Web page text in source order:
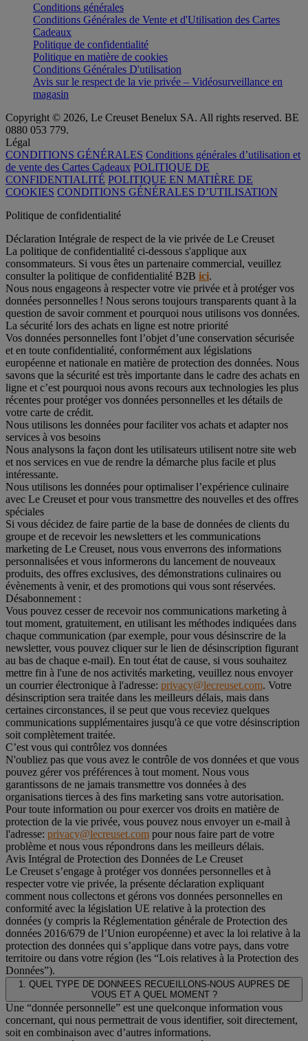
Conditions générales
Conditions Générales de Vente et d'Utilisation des Cartes
Cadeaux
Politique de confidentialité
Politique en matière de cookies
Conditions Générales D'utilisation
Avis sur le respect de la vie privée – Vidéosurveillance en
magasin
Copyright © 2026, Le Creuset Benelux SA. All rights reserved. BE
0880 053 779.
Légal
CONDITIONS GÉNÉRALES Conditions générales d’utilisation et
de vente des Cartes Cadeaux POLITIQUE DE
CONFIDENTIALITÉ POLITIQUE EN MATIÈRE DE
COOKIES CONDITIONS GÉNÉRALES D’UTILISATION
Politique de confidentialité
Déclaration Intégrale de respect de la vie privée de Le Creuset
La politique de confidentialité ci-dessous s'applique aux
consommateurs. Si vous êtes un partenaire commercial, veuillez
consulter la politique de confidentialité B2B ici.
Nous nous engageons à respecter votre vie privée et à protéger vos
données personnelles ! Nous serons toujours transparents quant à la
question de savoir comment et pourquoi nous utilisons vos données.
La sécurité lors des achats en ligne est notre priorité
Vos données personnelles font l’objet d’une conservation sécurisée
et en toute confidentialité, conformément aux législations
européenne et nationale en matière de protection des données. Nous
savons que la sécurité est très importante dans le cadre des achats en
ligne et c’est pourquoi nous avons recours aux technologies les plus
récentes pour protéger vos données personnelles et les détails de
votre carte de crédit.
Nous utilisons les données pour faciliter vos achats et adapter nos
services à vos besoins
Nous analysons la façon dont les utilisateurs utilisent notre site web
et nos services en vue de rendre la démarche plus facile et plus
intéressante.
Nous utilisons les données pour optimaliser l’expérience culinaire
avec Le Creuset et pour vous transmettre des nouvelles et des offres
spéciales
Si vous décidez de faire partie de la base de données de clients du
groupe et de recevoir les newsletters et les communications
marketing de Le Creuset, nous vous enverrons des informations
personnalisées et vous informerons du lancement de nouveaux
produits, des offres exclusives, des démonstrations culinaires ou
évènements à venir, et des promotions qui vous sont réservées.
Désabonnement :
Vous pouvez cesser de recevoir nos communications marketing à
tout moment, gratuitement, en utilisant les méthodes indiquées dans
chaque communication (par exemple, pour vous désinscrire de la
newsletter, vous pouvez cliquer sur le lien de désinscription figurant
au bas de chaque e-mail). En tout état de cause, si vous souhaitez
mettre fin à l'une de nos activités marketing, veuillez nous envoyer
un courrier électronique à l'adresse: privacy@lecreuset.com. Votre
désinscription sera traitée dans les meilleurs délais, mais dans
certaines circonstances, il se peut que vous receviez quelques
communications supplémentaires jusqu'à ce que votre désinscription
soit complètement traitée.
C’est vous qui contrôlez vos données
N'oubliez pas que vous avez le contrôle de vos données et que vous
pouvez gérer vos préférences à tout moment. Nous vous
garantissons de ne jamais transmettre vos données à des
organisations tierces à des fins marketing sans votre autorisation.
Pour toute information ou pour exercer vos droits en matière de
protection de la vie privée, vous pouvez nous envoyer un e-mail à
l'adresse: privacy@lecreuset.com pour nous faire part de votre
problème et nous vous répondrons dans les meilleurs délais.
Avis Intégral de Protection des Données de Le Creuset
Le Creuset s’engage à protéger vos données personnelles et à
respecter votre vie privée, la présente déclaration expliquant
comment nous collectons et gérons vos données personnelles en
conformité avec la législation UE relative à la protection des
données (y compris la Réglementation générale de Protection des
données 2016/679 de l’Union européenne) et avec la loi relative à la
protection des données qui s’applique dans votre pays, dans votre
territoire ou dans votre région (les “Lois relatives à la Protection des
Données”).
1. QUEL TYPE DE DONNEES RECUEILLONS-NOUS AUPRES DE
VOUS ET A QUEL MOMENT ?
Une “donnée personnelle” est une quelconque information vous
concernant, qui nous permettrait de vous identifier, soit directement,
soit en combinaison avec d’autres informations.